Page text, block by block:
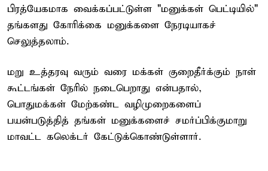
பிரத்யேகமாக வைக்கப்பட்டுள்ள "மனுக்கள் பெட்டியில்"
தங்களது கோரிக்கை மனுக்களை நேரடியாகச்
செலுத்தலாம்.
மறு உத்தரவு வரும் வரை மக்கள் குறைதீர்க்கும் நாள்
கூட்டங்கள் நேரில் நடைபெறாது என்பதால்,
பொதுமக்கள் மேற்கண்ட வழிமுறைகளைப்
பயன்படுத்தித் தங்கள் மனுக்களைச் சமர்ப்பிக்குமாறு
மாவட்ட கலெக்டர் கேட்டுக்கொண்டுள்ளார்.